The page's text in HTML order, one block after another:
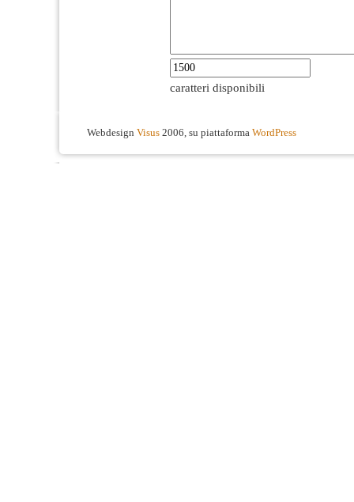
caratteri disponibili
Webdesign Visus 2006, su piattaforma WordPress